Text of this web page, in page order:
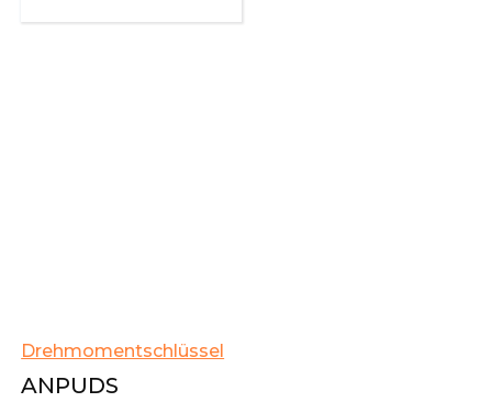
Drehmomentschlüssel
ANPUDS